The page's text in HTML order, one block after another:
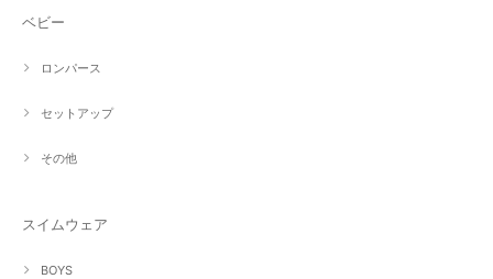
ベビー
ロンパース
セットアップ
その他
スイムウェア
BOYS